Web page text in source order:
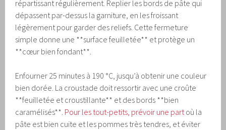
répartissant régulièrement. Replier les bords de pâte qui
dépassent par-dessus la garniture, en les froissant
légèrement pour garder des reliefs. Cette fermeture
simple donne une **surface feuilletée** et protège un
**cœur bien fondant**.
Enfourner 25 minutes à 190 °C, jusqu’à obtenir une couleur
bien dorée. La croustade doit ressortir avec une croûte
**feuilletée et croustillante** et des bords **bien
caramélisés**. Pour les tout-petits, prévoir une partoù la
pâte est bien cuite et les pommes très tendres, et éviter